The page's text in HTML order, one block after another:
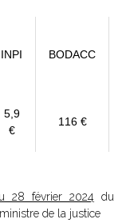
INPI BODACC
5,9
€
116 €
28 février 2024 du
de la justice